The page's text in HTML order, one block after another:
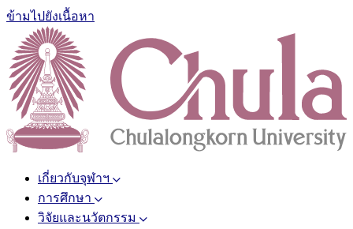
ข้ามไปยังเนื้อหา
เกี่ยวกับจุฬาฯ
การศึกษา
วิจัยและนวัตกรรม